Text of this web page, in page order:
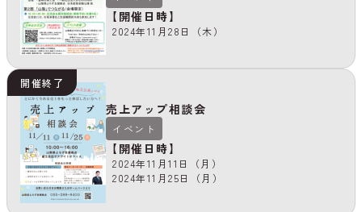
【開催日時】
2024年11月28日（木）
売上アップ相談会
イベント
【開催日時】
2024年11月11日（月）
2024年11月25日（月）
開催終了